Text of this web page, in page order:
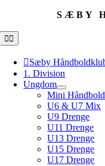
SÆBY
Toggle
Navigation
Sæby
1. Division
Ungdom
Mini Håndbold
U6 & U7 Mix
U9 Drenge
U11 Drenge
U13 Drenge
U15 Drenge
U17 Drenge